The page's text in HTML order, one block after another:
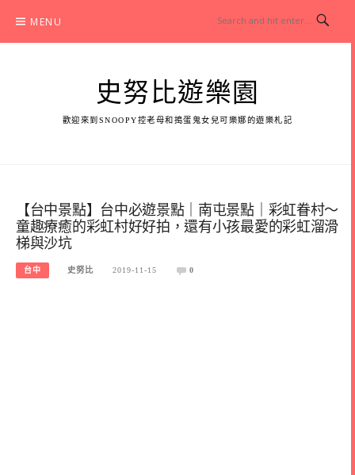
content
MENU
史努比遊樂園
歡迎來到SNOOPY控老母和搗蛋鬼女兒可樂娜的遊樂札記
【台中景點】台中必遊景點｜南屯景點｜彩虹眷村～
童趣療癒的彩虹村好好拍，還有小孩最愛的彩虹溜滑
梯與沙坑
台中 史努比 2019-11-15 0